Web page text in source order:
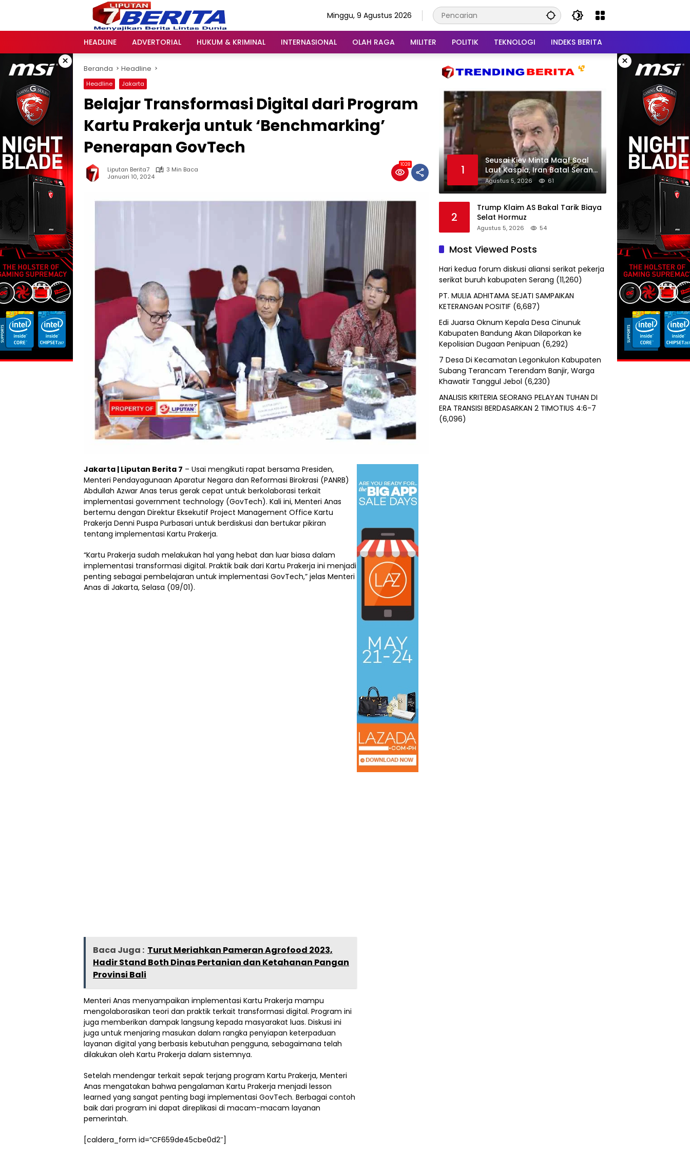
Minggu, 9 Agustus 2026
HEADLINE ADVERTORIAL HUKUM & KRIMINAL INTERNASIONAL OLAH RAGA MILITER POLITIK TEKNOLOGI INDEKS BERITA
× ×
Beranda Headline
Headline Jakarta
Belajar Transformasi Digital dari Program
Kartu Prakerja untuk ‘Benchmarking’
Penerapan GovTech
Liputan Berita7
3 Min Baca
Januari 10, 2024
1028
Jakarta | Liputan Berita 7 – Usai mengikuti rapat bersama Presiden,
Menteri Pendayagunaan Aparatur Negara dan Reformasi Birokrasi (PANRB)
Abdullah Azwar Anas terus gerak cepat untuk berkolaborasi terkait
implementasi government technology (GovTech). Kali ini, Menteri Anas
bertemu dengan Direktur Eksekutif Project Management Office Kartu
Prakerja Denni Puspa Purbasari untuk berdiskusi dan bertukar pikiran
tentang implementasi Kartu Prakerja.
“Kartu Prakerja sudah melakukan hal yang hebat dan luar biasa dalam
implementasi transformasi digital. Praktik baik dari Kartu Prakerja ini menjadi
penting sebagai pembelajaran untuk implementasi GovTech,” jelas Menteri
Anas di Jakarta, Selasa (09/01).
Baca Juga : Turut Meriahkan Pameran Agrofood 2023,
Hadir Stand Both Dinas Pertanian dan Ketahanan Pangan
Provinsi Bali
Menteri Anas menyampaikan implementasi Kartu Prakerja mampu
mengolaborasikan teori dan praktik terkait transformasi digital. Program ini
juga memberikan dampak langsung kepada masyarakat luas. Diskusi ini
juga untuk menjaring masukan dalam rangka penyiapan keterpaduan
layanan digital yang berbasis kebutuhan pengguna, sebagaimana telah
dilakukan oleh Kartu Prakerja dalam sistemnya.
Setelah mendengar terkait sepak terjang program Kartu Prakerja, Menteri
Anas mengatakan bahwa pengalaman Kartu Prakerja menjadi lesson
learned yang sangat penting bagi implementasi GovTech. Berbagai contoh
baik dari program ini dapat direplikasi di macam-macam layanan
pemerintah.
[caldera_form id=”CF659de45cbe0d2″]
1
Seusai Kiev Minta Maaf Soal
Laut Kaspia, Iran Batal Serang
Ukraina
Agustus 5, 2026 61
2
Trump Klaim AS Bakal Tarik Biaya
Selat Hormuz
Agustus 5, 2026 54
Most Viewed Posts
Hari kedua forum diskusi aliansi serikat pekerja
serikat buruh kabupaten Serang (11,260)
PT. MULIA ADHITAMA SEJATI SAMPAIKAN
KETERANGAN POSITIF (6,687)
Edi Juarsa Oknum Kepala Desa Cinunuk
Kabupaten Bandung Akan Dilaporkan ke
Kepolisian Dugaan Penipuan (6,292)
7 Desa Di Kecamatan Legonkulon Kabupaten
Subang Terancam Terendam Banjir, Warga
Khawatir Tanggul Jebol (6,230)
ANALISIS KRITERIA SEORANG PELAYAN TUHAN DI
ERA TRANSISI BERDASARKAN 2 TIMOTIUS 4:6-7
(6,096)